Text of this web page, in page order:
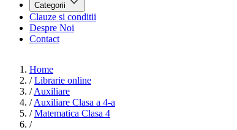
Categorii
Clauze si conditii
Despre Noi
Contact
Home
/ Librarie online
/ Auxiliare
/ Auxiliare Clasa a 4-a
/ Matematica Clasa 4
/